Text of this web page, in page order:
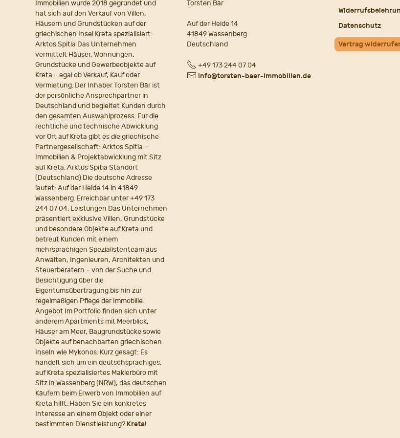
Immobilien wurde 2018 gegründet und
hat sich auf den Verkauf von Villen,
Häusern und Grundstücken auf der
griechischen Insel Kreta spezialisiert.
Arktos Spitia Das Unternehmen
vermittelt Häuser, Wohnungen,
Grundstücke und Gewerbeobjekte auf
Kreta – egal ob Verkauf, Kauf oder
Vermietung. Der Inhaber Torsten Bär ist
der persönliche Ansprechpartner in
Deutschland und begleitet Kunden durch
den gesamten Auswahlprozess. Für die
rechtliche und technische Abwicklung
vor Ort auf Kreta gibt es die griechische
Partnergesellschaft: Arktos Spitia –
Immobilien & Projektabwicklung mit Sitz
auf Kreta. Arktos Spitia Standort
(Deutschland) Die deutsche Adresse
lautet: Auf der Heide 14 in 41849
Wassenberg. Erreichbar unter +49 173
244 07 04. Leistungen Das Unternehmen
präsentiert exklusive Villen, Grundstücke
und besondere Objekte auf Kreta und
betreut Kunden mit einem
mehrsprachigen Spezialistenteam aus
Anwälten, Ingenieuren, Architekten und
Steuerberatern – von der Suche und
Besichtigung über die
Eigentumsübertragung bis hin zur
regelmäßigen Pflege der Immobilie.
Angebot Im Portfolio finden sich unter
anderem Apartments mit Meerblick,
Häuser am Meer, Baugrundstücke sowie
Objekte auf benachbarten griechischen
Inseln wie Mykonos. Kurz gesagt: Es
handelt sich um ein deutschsprachiges,
auf Kreta spezialisiertes Maklerbüro mit
Sitz in Wassenberg (NRW), das deutschen
Käufern beim Erwerb von Immobilien auf
Kreta hilft. Haben Sie ein konkretes
Interesse an einem Objekt oder einer
bestimmten Dienstleistung? Kreta!
Torsten Bär
Auf der Heide 14
41849 Wassenberg
Deutschland
Fon+49 173 244 07 04
E- info@torsten-baer-immobilien.de
Datenschutz
Vertrag